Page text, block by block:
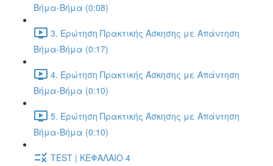
Βήμα-Βήμα (0:08)
3. Ερώτηση Πρακτικής Άσκησης με Απάντηση
Βήμα-Βήμα (0:17)
4. Ερώτηση Πρακτικής Άσκησης με Απάντηση
Βήμα-Βήμα (0:10)
5. Ερώτηση Πρακτικής Άσκησης με Απάντηση
Βήμα-Βήμα (0:10)
TEST | ΚΕΦΑΛΑΙΟ 4